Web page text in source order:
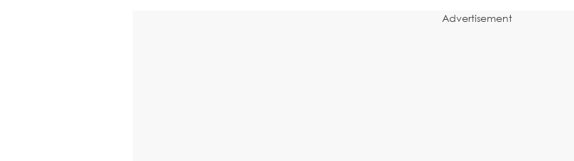
Advertisement